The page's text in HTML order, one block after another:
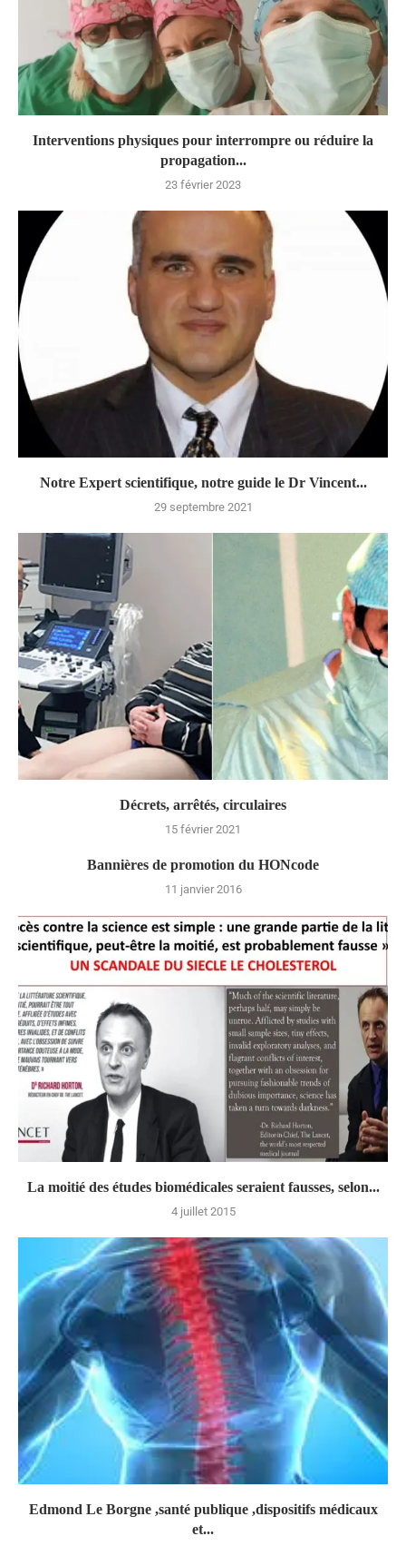
Interventions physiques pour interrompre ou réduire la
propagation...
23 février 2023
Notre Expert scientifique, notre guide le Dr Vincent...
29 septembre 2021
Décrets, arrêtés, circulaires
15 février 2021
Bannières de promotion du HONcode
11 janvier 2016
La moitié des études biomédicales seraient fausses, selon...
4 juillet 2015
Edmond Le Borgne ,santé publique ,dispositifs médicaux
et...